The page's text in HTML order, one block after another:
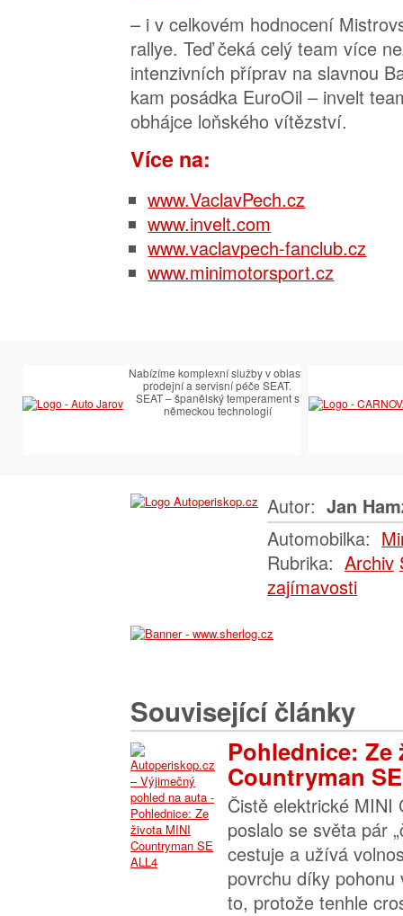
– i v celkovém hodnocení
rallye. Teď čeká celý team více
intenzivních příprav na slavnou
kam posádka EuroOil – invelt
obhájce loňského vítězství.
Více na:
www.VaclavPech.cz
www.invelt.com
www.vaclavpech-fanclub.cz
www.minimotorsport.cz
Nabízíme komplexní služby v oblasti
prodejní a servisní péče SEAT.
SEAT – španělský temperament s
německou technologií
Autor: Jan
Automobilka:
Rubrika: Archiv
zajímavosti
Související články
Pohlednice: Ze
Countryman
Čistě elektrické MINI
poslalo se světa pár
cestuje a užívá
povrchu díky
to, protože tenhle